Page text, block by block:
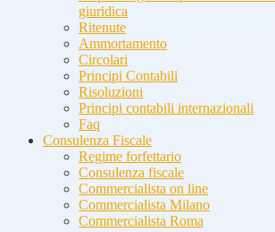
giuridica
Ritenute
Ammortamento
Circolari
Principi Contabili
Risoluzioni
Principi contabili internazionali
Faq
Consulenza Fiscale
Regime forfettario
Consulenza fiscale
Commercialista on line
Commercialista Milano
Commercialista Roma